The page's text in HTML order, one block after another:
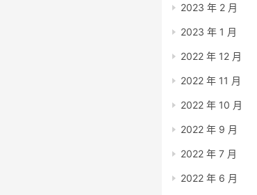
2023 年 2 月
2023 年 1 月
2022 年 12 月
2022 年 11 月
2022 年 10 月
2022 年 9 月
2022 年 7 月
2022 年 6 月